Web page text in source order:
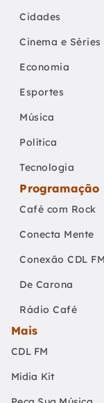
Cidades
Cinema e Séries
Economia
Esportes
Música
Política
Tecnologia
Programação
Café com Rock
Conecta Mente
Conexão CDL FM
De Carona
Rádio Café
Mais
CDL FM
Mídia Kit